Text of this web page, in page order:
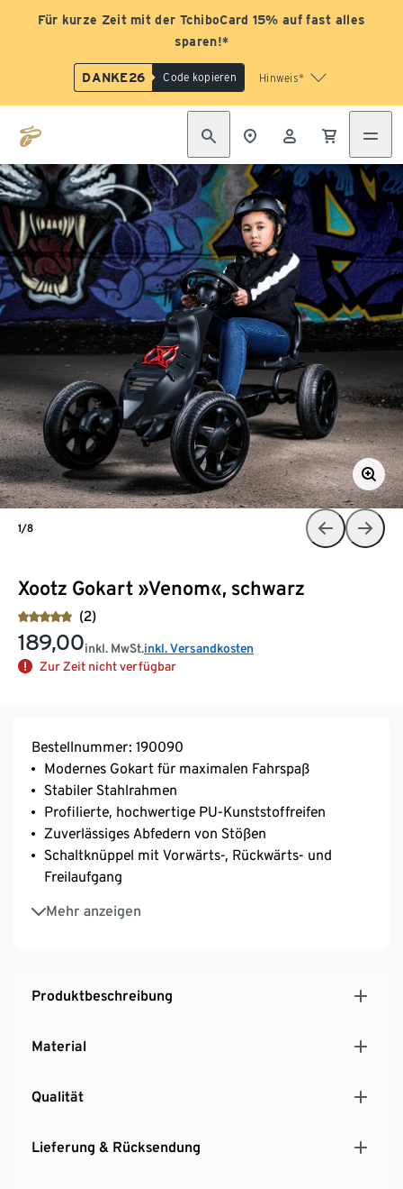
Für kurze Zeit mit der TchiboCard 15% auf fast alles
sparen!*
DANKE26 Code kopieren Hinweis*
Xootz Gokart »Venom«, schwarz
(2)
189,00inkl. MwSt.inkl. Versandkosten
Zur Zeit nicht verfügbar
1/8
Bestellnummer: 190090
Modernes Gokart für maximalen Fahrspaß
Stabiler Stahlrahmen
Profilierte, hochwertige PU-Kunststoffreifen
Zuverlässiges Abfedern von Stößen
Schaltknüppel mit Vorwärts-, Rückwärts- und
Freilaufgang
Mehr anzeigen
Handbremse für schnelle Bremsmanöver
Komplett geschlossener Kettenschutz
Produktbeschreibung
Material
Qualität
Lieferung & Rücksendung